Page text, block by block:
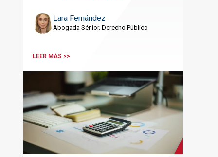
Lara Fernández
Abogada Sénior. Derecho Público
LEER MÁS >>